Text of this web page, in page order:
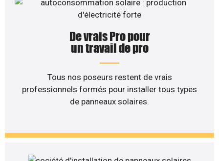
De vrais Pro pour
un travail de pro
Tous nos poseurs restent de vrais
professionnels formés pour installer tous types
de panneaux solaires.